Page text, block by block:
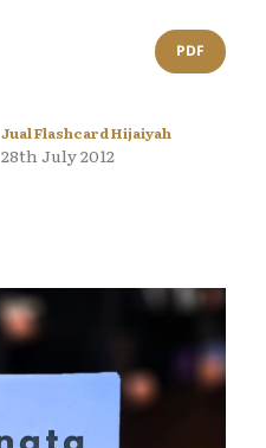
PDF
Jual Flashcard Hijaiyah
28th July 2012